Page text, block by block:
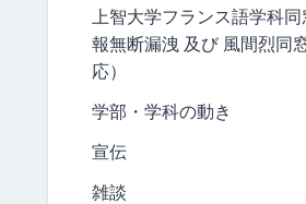
上智大学フランス語学科
報無断漏洩 及び 風間烈同
応）
学部・学科の動き
宣伝
雑談